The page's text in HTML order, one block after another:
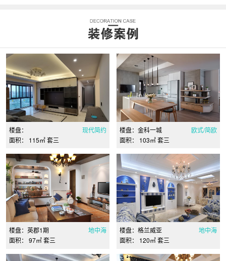
楼盘：
现代简约
面积： 115㎡ 套三
楼盘：金科一城
欧式/简欧
面积： 103㎡ 套三
楼盘：英郡1期
地中海
面积： 97㎡ 套三
楼盘：格兰威亚
地中海
面积： 120㎡ 套三